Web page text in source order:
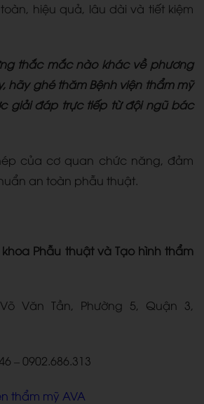
hiệu quả, lâu dài và tiết kiệm
thắc mắc nào khác về phương
hãy ghé thăm Bệnh viện thẩm mỹ
giải đáp trực tiếp từ đội ngũ bác
của cơ quan chức năng, đảm
an toàn phẫu thuật.
Phẫu thuật và Tạo hình thẩm
Văn Tần, Phường 5, Quận 3,
– 0902.686.313
thẩm mỹ AVA